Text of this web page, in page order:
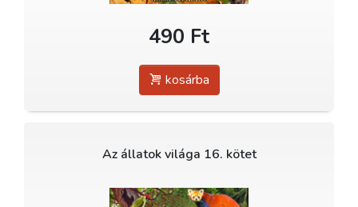
490 Ft
kosárba
Az állatok világa 16. kötet